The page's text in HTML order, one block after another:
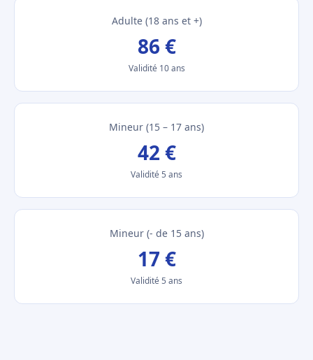
Adulte (18 ans et +)
86 €
Validité 10 ans
Mineur (15 – 17 ans)
42 €
Validité 5 ans
Mineur (- de 15 ans)
17 €
Validité 5 ans